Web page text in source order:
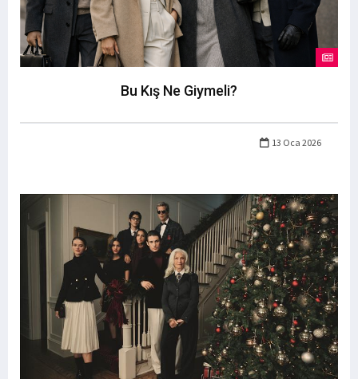
Bu Kış Ne Giymeli?
13 Oca 2026